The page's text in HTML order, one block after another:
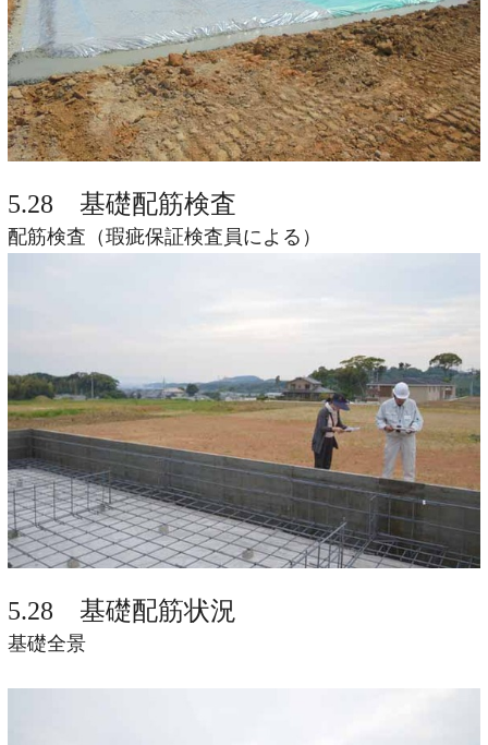
5.28 基礎配筋検査
配筋検査（瑕疵保証検査員による）
5.28 基礎配筋状況
基礎全景